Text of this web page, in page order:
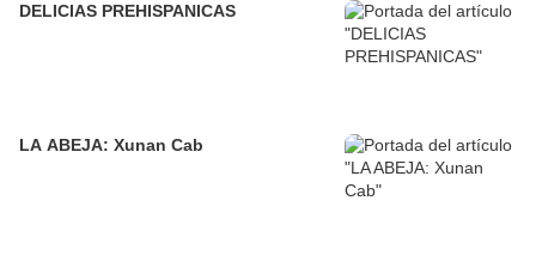
DELICIAS PREHISPANICAS
LA ABEJA: Xunan Cab